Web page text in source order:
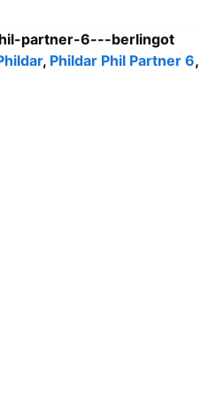
partner-6---berlingot
, Phildar Phil Partner 6,